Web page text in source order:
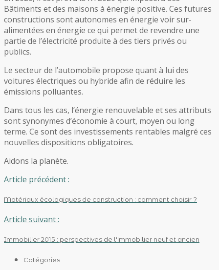
Bâtiments et des maisons à énergie positive. Ces futures
constructions sont autonomes en énergie voir sur-
alimentées en énergie ce qui permet de revendre une
partie de l’électricité produite à des tiers privés ou
publics.
Le secteur de l’automobile propose quant à lui des
voitures électriques ou hybride afin de réduire les
émissions polluantes.
Dans tous les cas, l’énergie renouvelable et ses attributs
sont synonymes d’économie à court, moyen ou long
terme. Ce sont des investissements rentables malgré ces
nouvelles dispositions obligatoires.
Aidons la planète.
Article précédent :
Matériaux écologiques de construction : comment choisir ?
Article suivant :
Immobilier 2015 : perspectives de l'immobilier neuf et ancien
Catégories